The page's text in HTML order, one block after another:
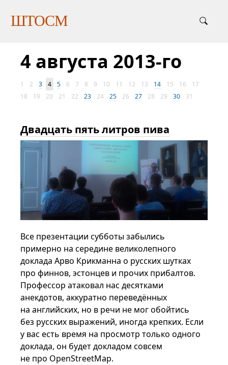
ШТОСМ
4 августа 2013-го
1 2 3 4 5 6 7 8 9 10 11 12 13 14 15 16
17
18
19 20 21 22 23 24 25 26 27 28 29 30 31
Двадцать пять литров пива
Все презентации субботы забылись
примерно на середине великолепного
доклада Арво Крикманна о русских шутках
про финнов, эстонцев и прочих прибалтов.
Профессор атаковал нас десятками
анекдотов, аккуратно переведённых
на английских, но в речи не мог обойтись
без русских выражений, иногда крепких. Если
у вас есть время на просмотр только одного
доклада, он будет докладом совсем
не про OpenStreetMap.